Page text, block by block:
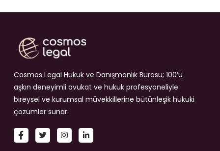
Cosmos Legal Hukuk ve Danışmanlık Bürosu; 100’ü
aşkın deneyimli avukat ve hukuk profesyoneliyle
bireysel ve kurumsal müvekkillerine bütünleşik hukuki
çözümler sunar.